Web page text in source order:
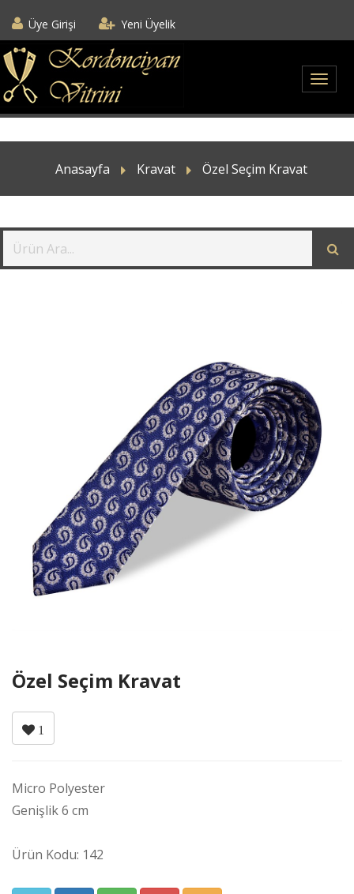
Üye Girişi Yeni Üyelik
Anasayfa Kravat Özel Seçim Kravat
Özel Seçim Kravat
1
Micro Polyester
Genişlik 6 cm
Ürün Kodu: 142